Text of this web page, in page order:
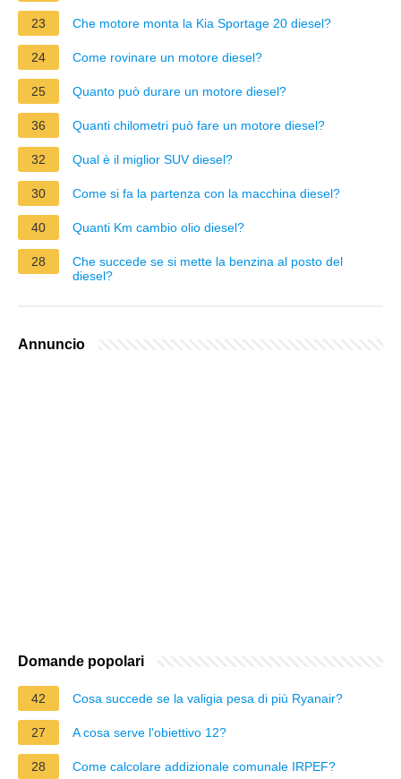
23 Che motore monta la Kia Sportage 20 diesel?
24 Come rovinare un motore diesel?
25 Quanto può durare un motore diesel?
36 Quanti chilometri può fare un motore diesel?
32 Qual è il miglior SUV diesel?
30 Come si fa la partenza con la macchina diesel?
40 Quanti Km cambio olio diesel?
28
Che succede se si mette la benzina al posto del
diesel?
Annuncio
Domande popolari
42 Cosa succede se la valigia pesa di più Ryanair?
27 A cosa serve l'obiettivo 12?
28 Come calcolare addizionale comunale IRPEF?